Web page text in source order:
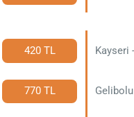
420 TL Kayseri
770 TL